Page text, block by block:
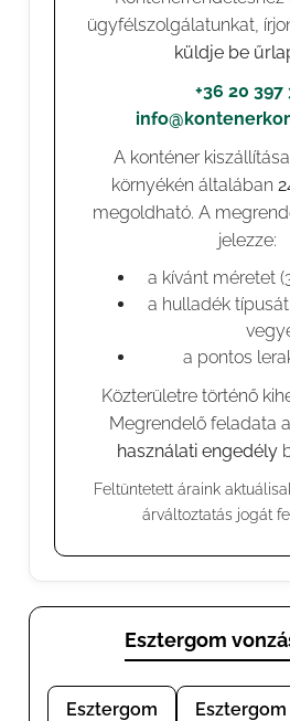
ügyfélszolgálatunkat,
küldje be
+36 20 397
A konténer
környékén általában
megoldható. A
jelezze:
a kívánt méretet
a hulladék
a pontos
⚠️ Közterületre történő
Megrendelő feladata a
használati engedély
Feltüntetett áraink
árváltoztatás jogát
Esztergom
Esztergom